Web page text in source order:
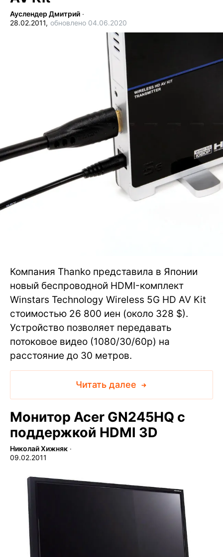
Ауслендер Дмитрий ∙
28.02.2011, обновлено 04.06.2020
Компания Thanko представила в Японии
новый беспроводной HDMI-комплект
Winstars Technology Wireless 5G HD AV Kit
стоимостью 26 800 иен (около 328 $).
Устройство позволяет передавать
потоковое видео (1080/30/60p) на
расстояние до 30 метров.
Читать далее
Монитор Acer GN245HQ с
поддержкой HDMI 3D
Николай Хижняк ∙
09.02.2011